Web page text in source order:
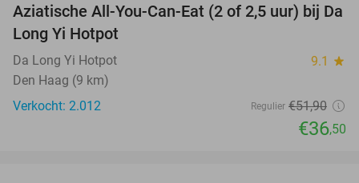
30%
Aziatische All-You-Can-Eat (2 of 2,5 uur) bij Da
Long Yi Hotpot
Da Long Yi Hotpot 9.1 star
Den Haag (9 km)
Verkocht: 2.012
Regulier €51,90
€36,50